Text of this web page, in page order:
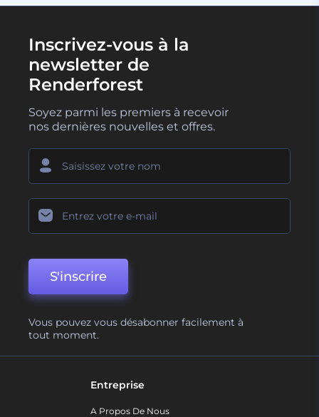
Inscrivez-vous à la
newsletter de
Renderforest
Soyez parmi les premiers à recevoir
nos dernières nouvelles et offres.
S'inscrire
Vous pouvez vous désabonner facilement à
tout moment.
Entreprise
A Propos De Nous